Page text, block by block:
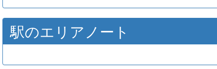
駅のエリアノート